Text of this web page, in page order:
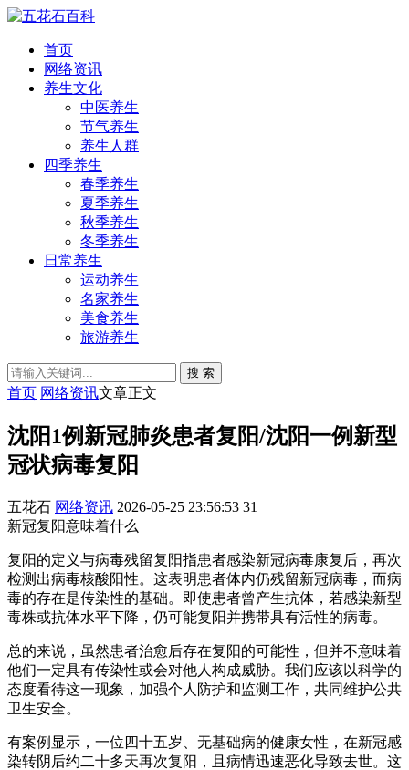
首页
网络资讯
养生文化
中医养生
节气养生
养生人群
四季养生
春季养生
夏季养生
秋季养生
冬季养生
日常养生
运动养生
名家养生
美食养生
旅游养生
搜 索
首页 网络资讯文章正文
沈阳1例新冠肺炎患者复阳/沈阳一例新型
冠状病毒复阳
五花石 网络资讯 2026-05-25 23:56:53 31
新冠复阳意味着什么
复阳的定义与病毒残留复阳指患者感染新冠病毒康复后，再次
检测出病毒核酸阳性。这表明患者体内仍残留新冠病毒，而病
毒的存在是传染性的基础。即使患者曾产生抗体，若感染新型
毒株或抗体水平下降，仍可能复阳并携带具有活性的病毒。
总的来说，虽然患者治愈后存在复阳的可能性，但并不意味着
他们一定具有传染性或会对他人构成威胁。我们应该以科学的
态度看待这一现象，加强个人防护和监测工作，共同维护公共
卫生安全。
有案例显示，一位四十五岁、无基础病的健康女性，在新冠感
染转阴后约二十多天再次复阳，且病情迅速恶化导致去世。这